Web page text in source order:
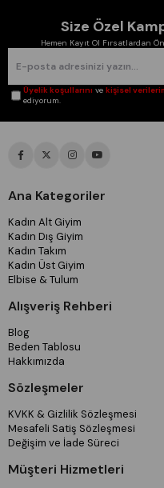
Size Özel
Hemen Kayıt Ol Fırsatlardan
Üyelik koşullarını vekişisel
ediyorum.
Ana Kategoriler
Kadın Alt Giyim
Kadın Dış Giyim
Kadın Takım
Kadın Üst Giyim
Elbise & Tulum
Alışveriş Rehberi
Blog
Beden Tablosu
Hakkımızda
Sözleşmeler
KVKK & Gizlilik Sözleşmesi
Mesafeli Satiş Sözleşmesi
Değişim ve İade Süreci
Müşteri Hizmetleri